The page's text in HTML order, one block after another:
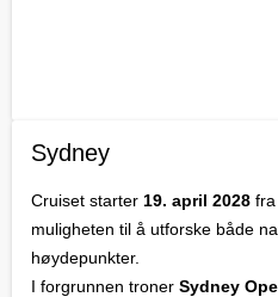
Sydney
Cruiset starter 19. april 2028
muligheten til å utforske både
høydepunkter.
I forgrunnen troner Sydney